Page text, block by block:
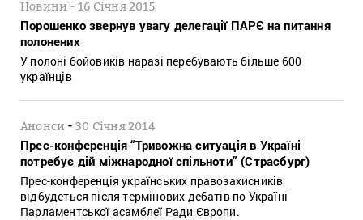
Новини -16 Січня 2015
Порошенко звернув увагу делегації ПАРЄ на питання
полонених
У полоні бойовиків наразі перебувають більше 600
українців
Анонси -30 Січня 2014
Прес-конференція “Тривожна ситуація в Україні
потребує дій міжнародної спільноти” (Страсбург)
Прес-конференція українських правозахисників
відбудеться після термінових дебатів по Україні
Парламентської асамблеї Ради Європи.